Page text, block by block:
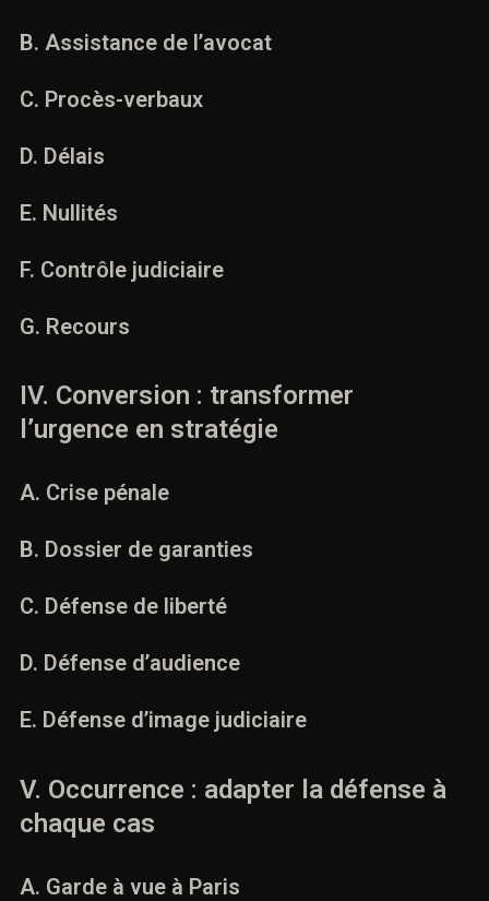
B. Assistance de l’avocat
C. Procès-verbaux
D. Délais
E. Nullités
F. Contrôle judiciaire
G. Recours
IV. Conversion : transformer
l’urgence en stratégie
A. Crise pénale
B. Dossier de garanties
C. Défense de liberté
D. Défense d’audience
E. Défense d’image judiciaire
V. Occurrence : adapter la défense à
chaque cas
A. Garde à vue à Paris